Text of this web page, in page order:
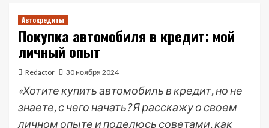
Автокредиты
Покупка автомобиля в кредит: мой
личный опыт
Redactor 30 ноября 2024
«Хотите купить автомобиль в кредит, но не
знаете, с чего начать? Я расскажу о своем
личном опыте и поделюсь советами, как